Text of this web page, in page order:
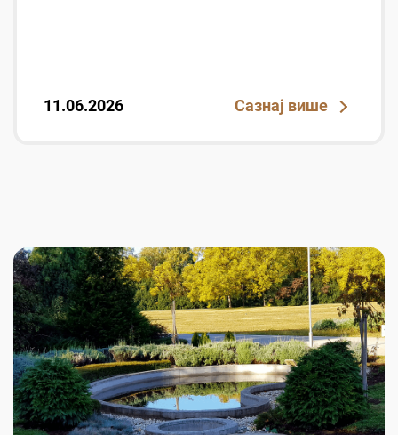
11.06.2026 Сазнај више